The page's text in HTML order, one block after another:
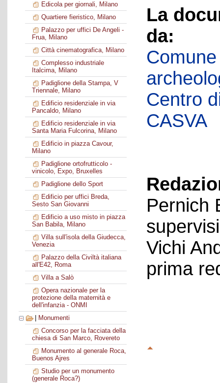
Edicola per giornali, Milano
Quartiere fieristico, Milano
Palazzo per uffici De Angeli -
Frua, Milano
Città cinematografica, Milano
Complesso industriale
Italcima, Milano
Padiglione della Stampa, V
Triennale, Milano
Edificio residenziale in via
Pancaldo, Milano
Edificio residenziale in via
Santa Maria Fulcorina, Milano
Edificio in piazza Cavour,
Milano
Padiglione ortofrutticolo -
vinicolo, Expo, Bruxelles
Padiglione dello Sport
Edificio per uffici Breda,
Sesto San Giovanni
Edificio a uso misto in piazza
San Babila, Milano
Villa sull'isola della Giudecca,
Venezia
Palazzo della Civiltà italiana
all'E42, Roma
Villa a Salò
Opera nazionale per la
protezione della maternità e
dell'infanzia - ONMI
Monumenti
Concorso per la facciata della
chiesa di San Marco, Rovereto
Monumento al generale Roca,
Buenos Ajres
Studio per un monumento
(generale Roca?)
La
da:
Centro
CASVA
Pernich
Vichi
prima